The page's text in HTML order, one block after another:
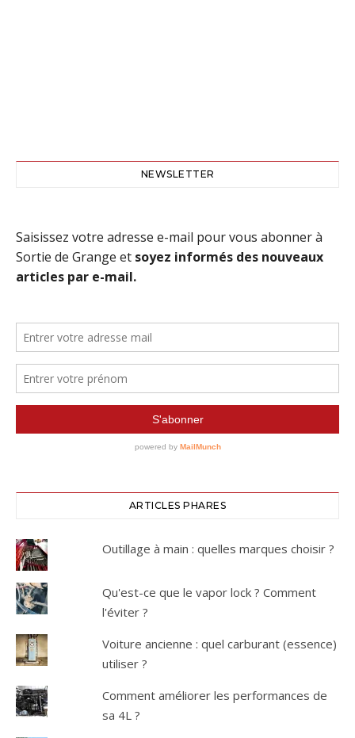
NEWSLETTER
ARTICLES PHARES
Outillage à main : quelles marques choisir ?
Qu'est-ce que le vapor lock ? Comment
l'éviter ?
Voiture ancienne : quel carburant (essence)
utiliser ?
Comment améliorer les performances de
sa 4L ?